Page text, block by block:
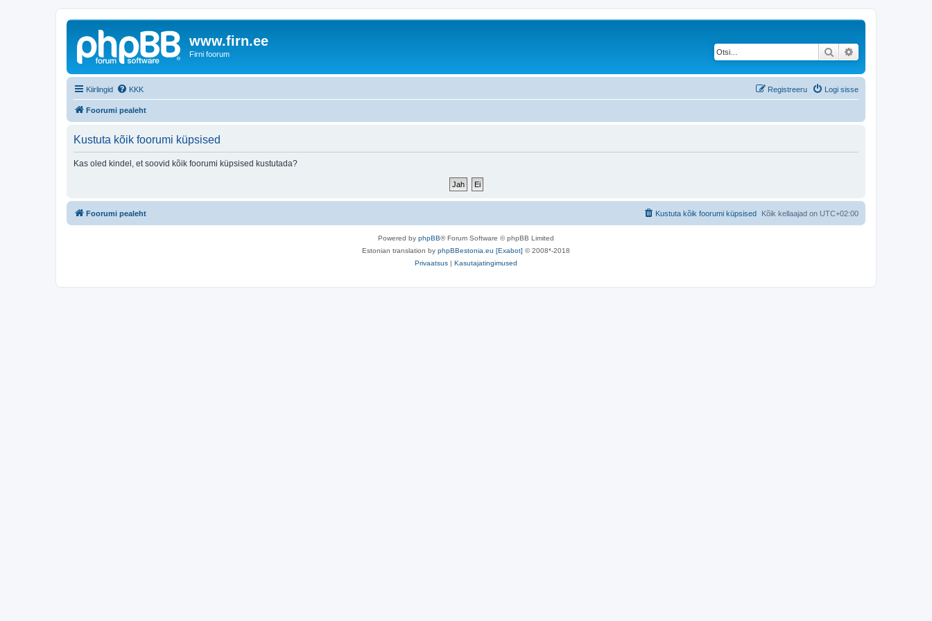
www.firn.ee
Firni foorum Otsi
Kiirlingid KKK Logi sisse
Registreeru
Foorumi pealeht
Kustuta kõik foorumi küpsised
Kas oled kindel, et soovid kõik foorumi küpsised kustutada?
Foorumi pealeht Kõik kellaajad on UTC+02:00
Kustuta kõik foorumi küpsised
Powered by phpBB® Forum Software © phpBB Limited
Estonian translation by phpBBestonia.eu [Exabot] © 2008*-2018
Privaatsus | Kasutajatingimused